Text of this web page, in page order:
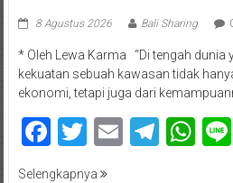
8 Agustus 2026 Bali Sharing
* Oleh Lewa Karma “Di tengah dunia
kekuatan sebuah kawasan tidak
ekonomi, tetapi juga dari
Facebook
Twitter
Email
Selengkapnya